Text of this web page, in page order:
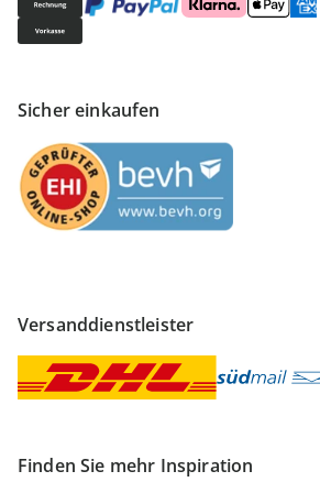
Sicher einkaufen
Versanddienstleister
Finden Sie mehr Inspiration